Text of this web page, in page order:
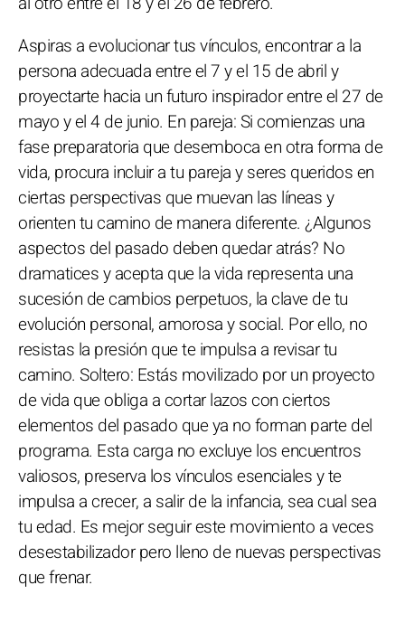
Aspiras a evolucionar tus vínculos, encontrar a la
persona adecuada entre el 7 y el 15 de abril y
proyectarte hacia un futuro inspirador entre el 27 de
mayo y el 4 de junio. En pareja: Si comienzas una
fase preparatoria que desemboca en otra forma de
vida, procura incluir a tu pareja y seres queridos en
ciertas perspectivas que muevan las líneas y
orienten tu camino de manera diferente. ¿Algunos
aspectos del pasado deben quedar atrás? No
dramatices y acepta que la vida representa una
sucesión de cambios perpetuos, la clave de tu
evolución personal, amorosa y social. Por ello, no
resistas la presión que te impulsa a revisar tu
camino. Soltero: Estás movilizado por un proyecto
de vida que obliga a cortar lazos con ciertos
elementos del pasado que ya no forman parte del
programa. Esta carga no excluye los encuentros
valiosos, preserva los vínculos esenciales y te
impulsa a crecer, a salir de la infancia, sea cual sea
tu edad. Es mejor seguir este movimiento a veces
desestabilizador pero lleno de nuevas perspectivas
que frenar.